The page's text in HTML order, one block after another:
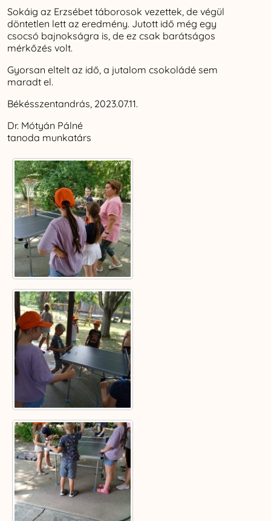
Sokáig az Erzsébet táborosok vezettek, de végül
döntetlen lett az eredmény. Jutott idő még egy
csocsó bajnokságra is, de ez csak barátságos
mérkőzés volt.
Gyorsan eltelt az idő, a jutalom csokoládé sem
maradt el.
Békésszentandrás, 2023.07.11.
Dr. Mótyán Pálné
tanoda munkatárs